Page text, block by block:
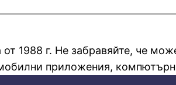
1988 г. Не забравяйте, че
приложения,